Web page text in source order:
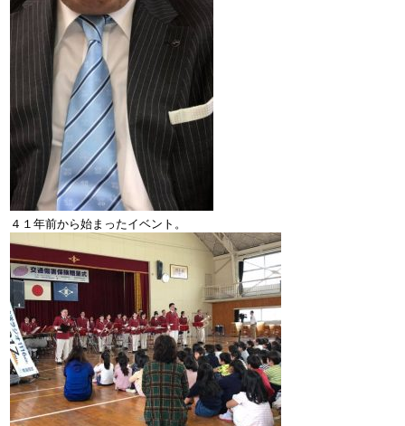
４１年前から始まったイベント。